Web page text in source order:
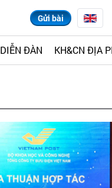
Gửi bài
DIỄN ĐÀN KH&CN ĐỊA